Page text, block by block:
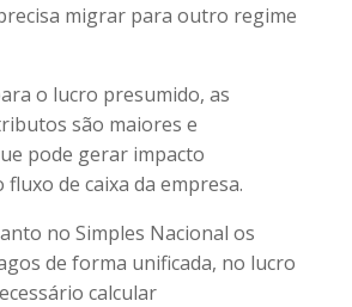
migrar para outro regime
o lucro presumido, as
são maiores e
pode gerar impacto
de caixa da empresa.
no Simples Nacional os
de forma unificada, no lucro
calcular